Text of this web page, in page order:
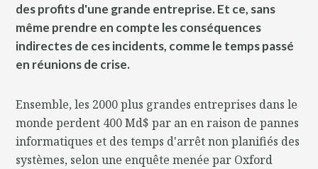
des profits d'une grande entreprise. Et ce, sans
même prendre en compte les conséquences
indirectes de ces incidents, comme le temps passé
en réunions de crise.
Ensemble, les 2000 plus grandes entreprises dans le
monde perdent 400 Md$ par an en raison de pannes
informatiques et des temps d'arrêt non planifiés des
systèmes, selon une enquête menée par Oxford